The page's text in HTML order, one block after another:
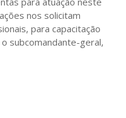
nos solicitam
para capacitação
subcomandante-geral,